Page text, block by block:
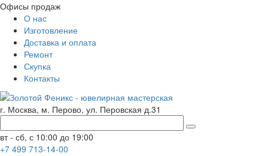
Офисы продаж
О нас
Изготовление
Доставка и оплата
Ремонт
Скупка
Контакты
г. Москва, м. Перово, ул. Перовская д.31
вт - сб, с 10:00 до 19:00
+7 499 713-14-00